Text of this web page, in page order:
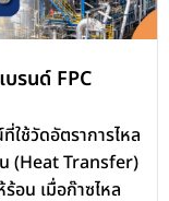
รนด์ FPC
ช้วัดอัตราการไหล
(Heat Transfer)
อน เมื่อก๊าซไหล